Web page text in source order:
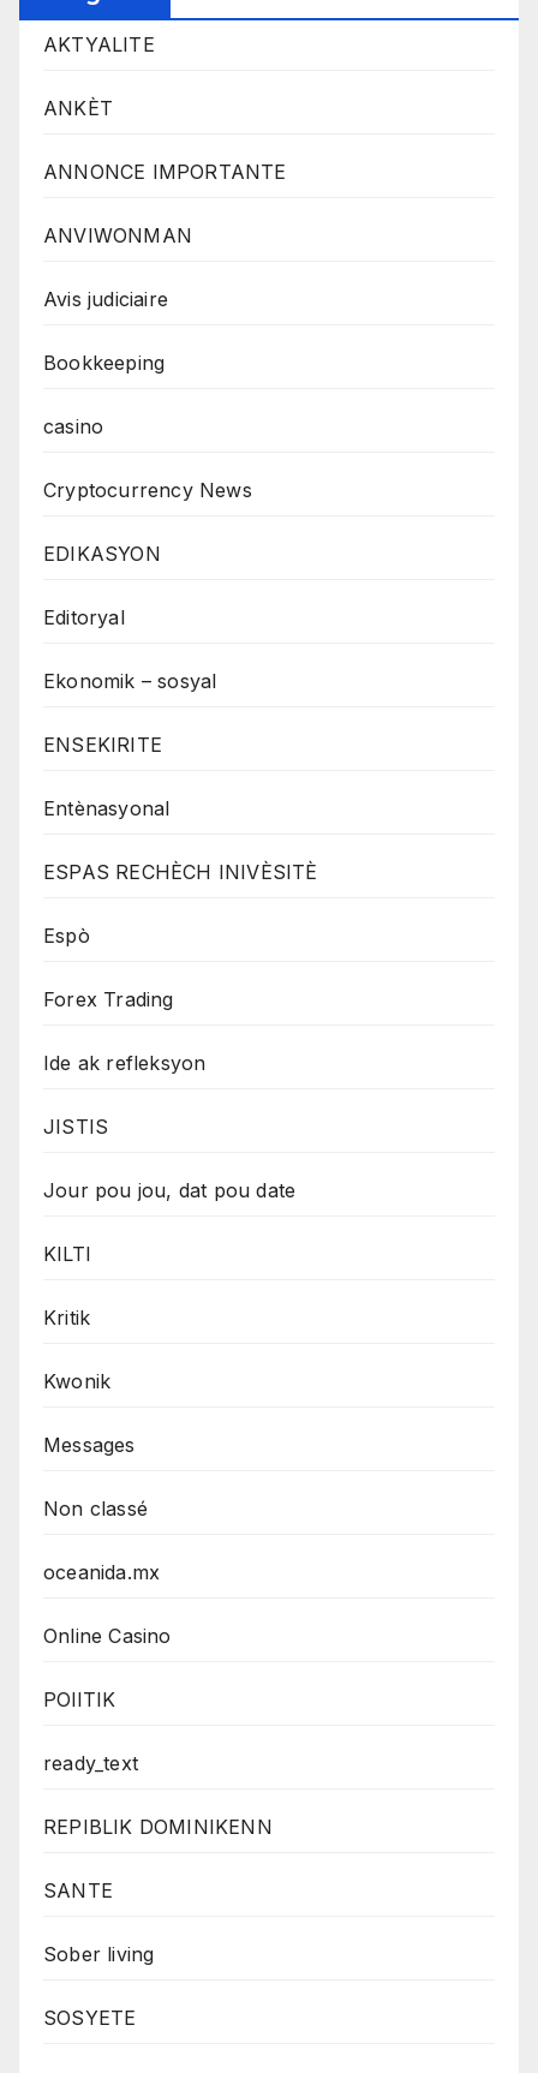
AKTYALITE
ANKÈT
ANNONCE IMPORTANTE
ANVIWONMAN
Avis judiciaire
Bookkeeping
casino
Cryptocurrency News
EDIKASYON
Editoryal
Ekonomik – sosyal
ENSEKIRITE
Entènasyonal
ESPAS RECHÈCH INIVÈSITÈ
Espò
Forex Trading
Ide ak refleksyon
JISTIS
Jour pou jou, dat pou date
KILTI
Kritik
Kwonik
Messages
Non classé
oceanida.mx
Online Casino
POlITIK
ready_text
REPIBLIK DOMINIKENN
SANTE
Sober living
SOSYETE